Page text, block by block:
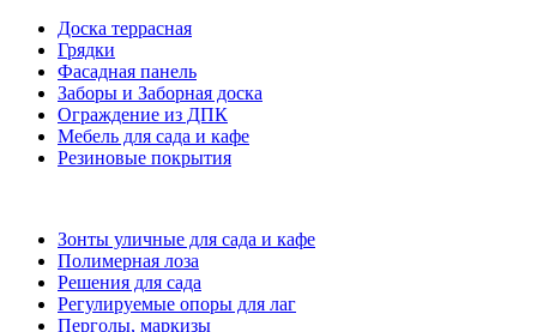
Доска террасная
Грядки
Фасадная панель
Заборы и Заборная доска
Ограждение из ДПК
Мебель для сада и кафе
Резиновые покрытия
Зонты уличные для сада и кафе
Полимерная лоза
Решения для сада
Регулируемые опоры для лаг
Перголы, маркизы